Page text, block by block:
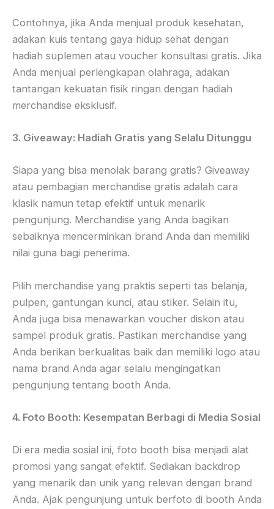
Contohnya, jika Anda menjual produk kesehatan,
adakan kuis tentang gaya hidup sehat dengan
hadiah suplemen atau voucher konsultasi gratis. Jika
Anda menjual perlengkapan olahraga, adakan
tantangan kekuatan fisik ringan dengan hadiah
merchandise eksklusif.
3. Giveaway: Hadiah Gratis yang Selalu Ditunggu
Siapa yang bisa menolak barang gratis? Giveaway
atau pembagian merchandise gratis adalah cara
klasik namun tetap efektif untuk menarik
pengunjung. Merchandise yang Anda bagikan
sebaiknya mencerminkan brand Anda dan memiliki
nilai guna bagi penerima.
Pilih merchandise yang praktis seperti tas belanja,
pulpen, gantungan kunci, atau stiker. Selain itu,
Anda juga bisa menawarkan voucher diskon atau
sampel produk gratis. Pastikan merchandise yang
Anda berikan berkualitas baik dan memiliki logo atau
nama brand Anda agar selalu mengingatkan
pengunjung tentang booth Anda.
4. Foto Booth: Kesempatan Berbagi di Media Sosial
Di era media sosial ini, foto booth bisa menjadi alat
promosi yang sangat efektif. Sediakan backdrop
yang menarik dan unik yang relevan dengan brand
Anda. Ajak pengunjung untuk berfoto di booth Anda